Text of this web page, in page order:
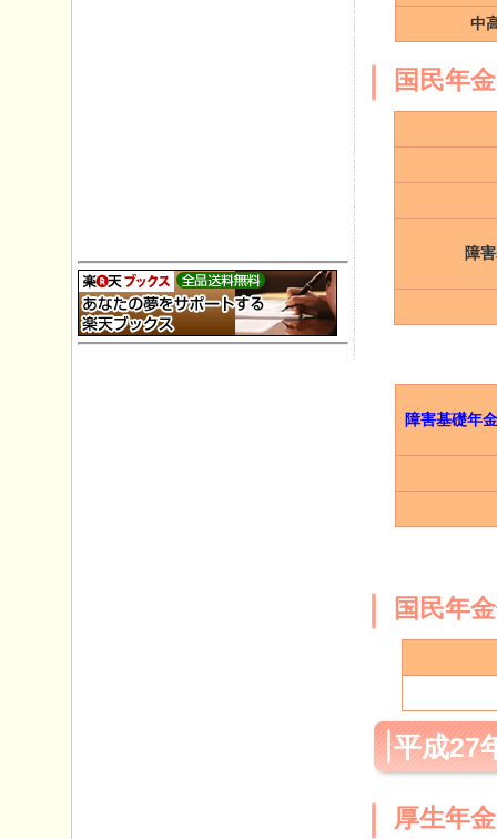
中
国民年金
障
障害基礎年
国民年
平成27
厚生年金